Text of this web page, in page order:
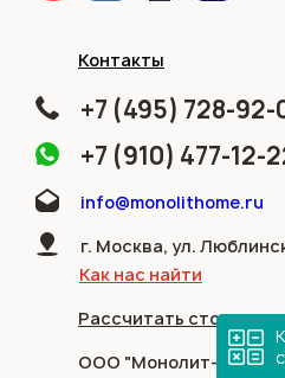
Контакты
+7 (495) 728-92-
+7 (910) 477-12-
info@monolithome.ru
г. Москва, ул.
Как нас найти
Рассчитать
ООО "Монолит-